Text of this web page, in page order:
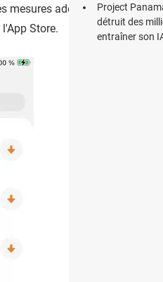
adoptées, il y a donc
Store.
Project
détruit des
entraîner son